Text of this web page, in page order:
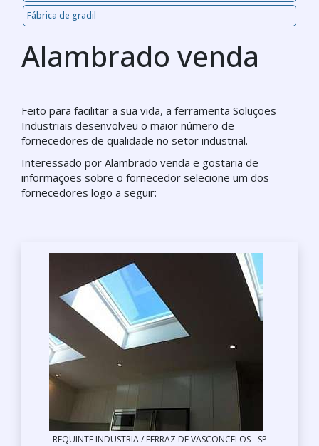
Fábrica de gradil
Alambrado venda
Feito para facilitar a sua vida, a ferramenta Soluções
Industriais desenvolveu o maior número de
fornecedores de qualidade no setor industrial.
Interessado por Alambrado venda e gostaria de
informações sobre o fornecedor selecione um dos
fornecedores logo a seguir:
REQUINTE INDUSTRIA / FERRAZ DE VASCONCELOS - SP